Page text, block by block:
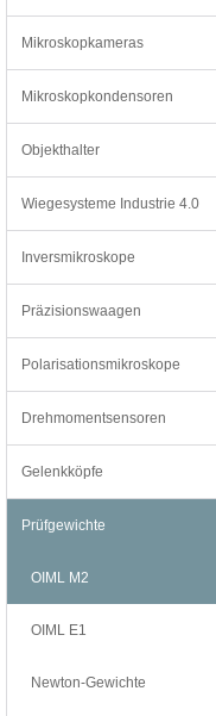
Mikroskopkameras
Mikroskopkondensoren
Objekthalter
Wiegesysteme Industrie 4.0
Inversmikroskope
Präzisionswaagen
Polarisationsmikroskope
Drehmomentsensoren
Gelenkköpfe
Prüfgewichte
OIML M2
OIML E1
Newton-Gewichte